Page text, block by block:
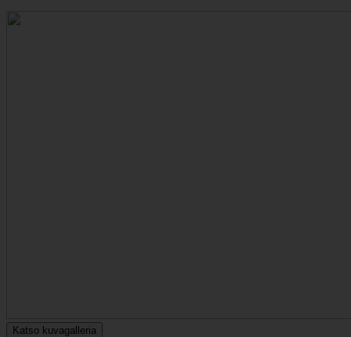
Katso kuvagalleria